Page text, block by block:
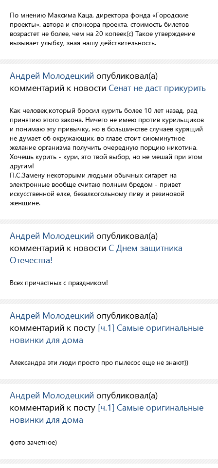
По мнению Максима Каца, директора фонда «Городские
проекты», автора и спонсора проекта, стоимость билетов
возрастет не более, чем на 20 копеек(с) Такое утверждение
вызывает улыбку, зная нашу действительность.
Андрей Молодецкий опубликовал(а)
комментарий к новости Сенат не даст прикурить
Как человек,который бросил курить более 10 лет назад, рад
принятию этого закона. Ничего не имею против курильщиков
и понимаю эту привычку, но в большинстве случаев курящий
не думает об окружающих, во главе стоит сиюминутное
желание организма получить очередную порцию никотина.
Хочешь курить - кури, это твой выбор, но не мешай при этом
другим!
П.С.Замену некоторыми людьми обычных сигарет на
электронные вообще считаю полным бредом - привет
искусственной елке, безалкогольному пиву и резиновой
женщине.
Андрей Молодецкий опубликовал(а)
комментарий к новости С Днем защитника
Отечества!
Всех причастных с праздником!
Андрей Молодецкий опубликовал(а)
комментарий к посту [ч.1] Самые оригинальные
новинки для дома
Александра эти люди просто про пылесос еще не знают))
Андрей Молодецкий опубликовал(а)
комментарий к посту [ч.1] Самые оригинальные
новинки для дома
фото зачетное)